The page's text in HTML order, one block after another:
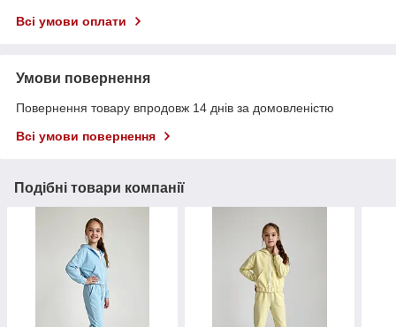
Всі умови оплати
Умови повернення
Повернення товару впродовж 14 днів за домовленістю
Всі умови повернення
Подібні товари компанії